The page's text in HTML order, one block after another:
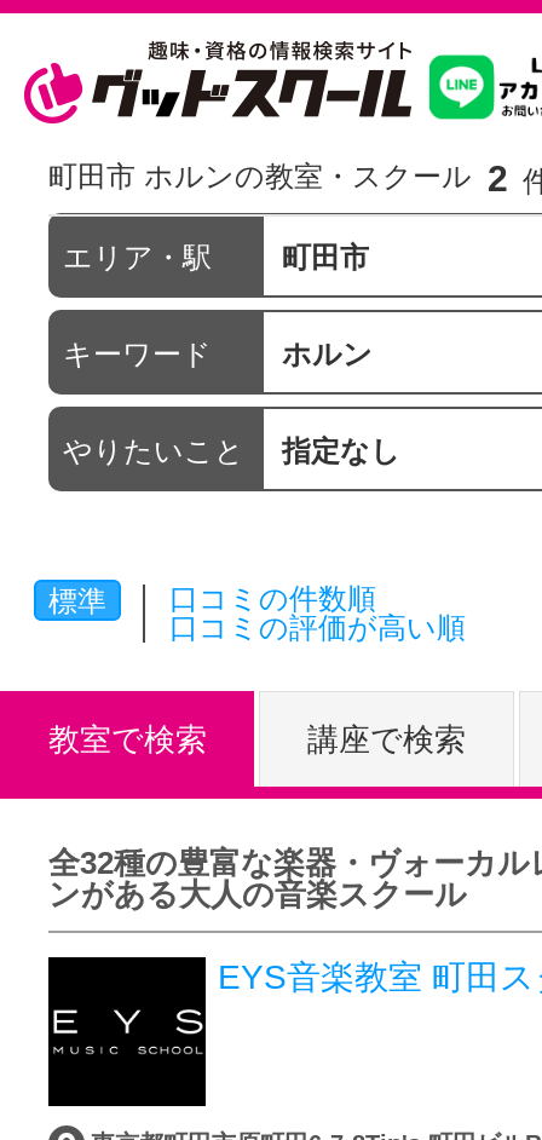
習いたいこ
スクールを
駅・路線か
通信講座を
体験レッス
やりたいこ
特集をみる
グッドスク
町田市 ホルンの教室・スクール 2
エリア・駅 町田市
キーワード ホルン
やりたいこと 指定なし
標準
口コミの件数順
口コミの評価が高い順
教室で検索 講座で検索
全32種の豊富な楽器・ヴォーカル
ンがある大人の音楽スクール
EYS音楽教室 町田